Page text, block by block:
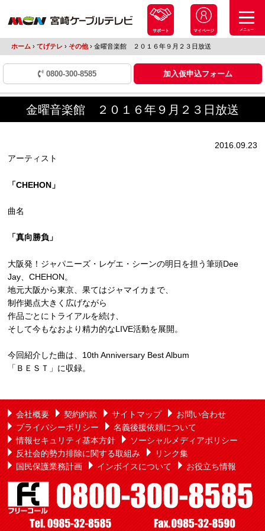
サポート マイページ メニュー
ホーム › てげテレ › その他 ›金曜音楽館 ２０１６年９月２３日放送
0800-300-8585 加入仮申込フォーム
金曜音楽館 ２０１６年９月２３日放送
2016.09.23
アーティスト
「CHEHON」
曲名
「真向勝負」
大阪発！ジャパニーズ・レゲエ・シーンの明日を担う筆頭Dee
Jay、CHEHON。
地元大阪から東京、果てはジャマイカまで、
制作拠点大きく広げながら
作品ごとにトライアルを続け、
そして今もなおより精力的なLIVE活動を展開。
今回紹介した曲は、10th Anniversary Best Album
「ＢＥＳＴ」に収録。
会社概要 契約約款 サイトマップ
お問い合わせ
プライバシーポリシー
名義後援依頼について
情報セキュリティ基本方針
ソーシャルメディアポリシー
反社会的勢力排除に関する取組み
リンク集
国民保護業務計画
インボイスについて お役立ち情報